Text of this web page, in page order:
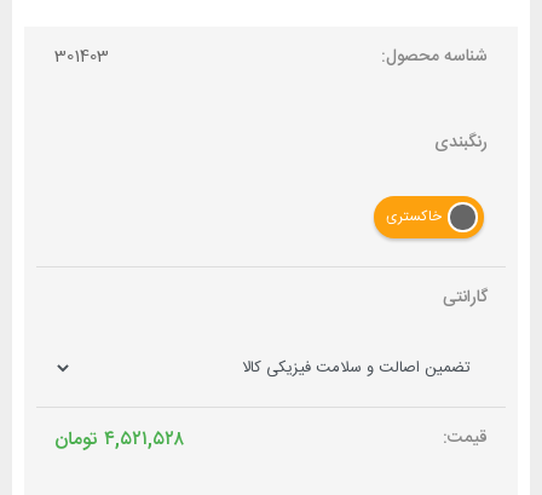
شناسه محصول: 301403
رنگبندی
خاکستری
گارانتی
تومان ۴,۵۲۱,۵۲۸